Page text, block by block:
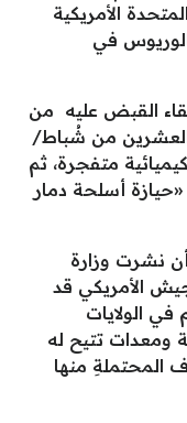
الأمريكية
في
القبض عليه من
من شُباط/
مواد كيميائية متفجرة، ثم
أسلحة دمار
نشرت وزارة
الأمريكي قد
الولايات
ومعدات تتيح له
المحتملةِ منها